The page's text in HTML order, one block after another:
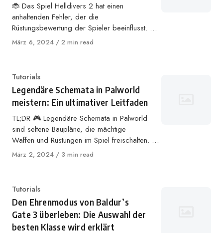
🐞 Das Spiel Helldivers 2 hat einen
anhaltenden Fehler, der die
Rüstungsbewertung der Spieler beeinflusst. …
Veröffentlicht
März 6, 2024 2 min read
Kategorie
Tutorials
Legendäre Schemata in Palworld
meistern: Ein ultimativer Leitfaden
TL;DR 🎮 Legendäre Schemata in Palworld
sind seltene Baupläne, die mächtige
Waffen und Rüstungen im Spiel freischalten. …
Veröffentlicht
März 2, 2024 3 min read
Kategorie
Tutorials
Den Ehrenmodus von Baldur’s
Gate 3 überleben: Die Auswahl der
besten Klasse wird erklärt